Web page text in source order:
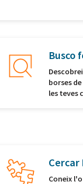
Busco
borses
les teves
Coneix